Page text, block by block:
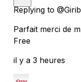
Replying to
Parfait merci de
Free
il y a 3 heures